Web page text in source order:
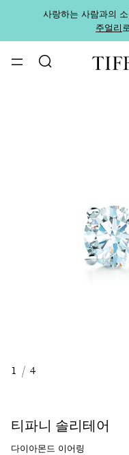
사랑하는 사람과의
주얼리
1 / 4
티파니 솔리테어
다이아몬드 이어링